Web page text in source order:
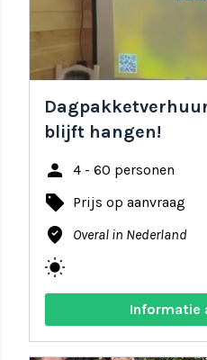
blijft hangen!
person 4 - 60 personen
local_offer Prijs op aanvraag
where_to_vote Overal in Nederland
wb_sunny
Informatie